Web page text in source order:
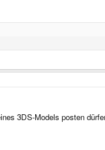
3DS-Models posten